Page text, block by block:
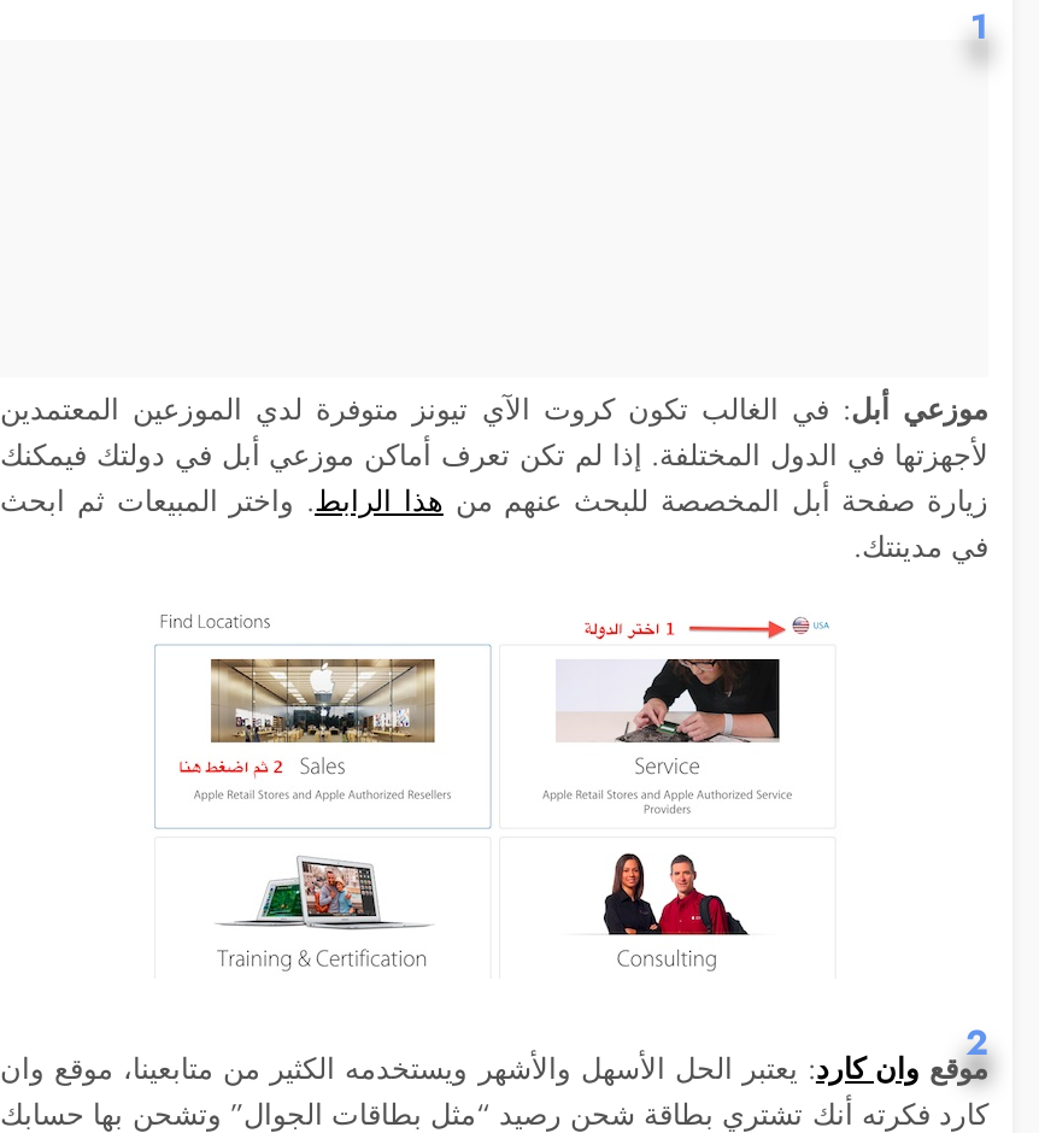
1
موزعي أبل: في الغالب تكون كروت الآي تيونز متوفرة لدي الموزعين المعتمدين
لأجهزتها في الدول المختلفة. إذا لم تكن تعرف أماكن موزعي أبل في دولتك فيمكنك
زيارة صفحة أبل المخصصة للبحث عنهم من هذا الرابط. واختر المبيعات ثم ابحث
في مدينتك.
2
موقع وان كارد: يعتبر الحل الأسهل والأشهر ويستخدمه الكثير من متابعينا، موقع وان
كارد فكرته أنك تشتري بطاقة شحن رصيد “مثل بطاقات الجوال” وتشحن بها حسابك